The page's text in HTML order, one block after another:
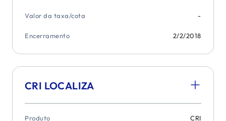
Valor da taxa/cota -
Encerramento 2/2/2018
CRI LOCALIZA
Produto CRI